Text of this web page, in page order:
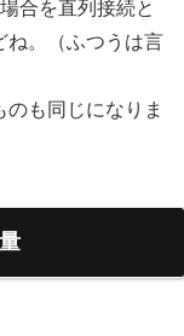
合を直列接続と
ね。（ふつうは言
も同じになりま